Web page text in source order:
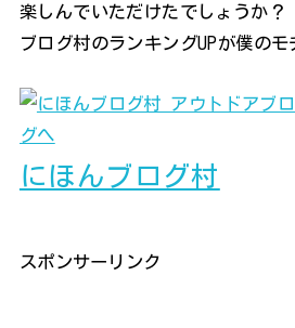
楽しんでいただけたでしょうか？
ブログ村のランキングUPが僕のモ
にほんブログ村
スポンサーリンク